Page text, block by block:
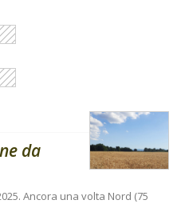
da
Ancora una volta Nord (75